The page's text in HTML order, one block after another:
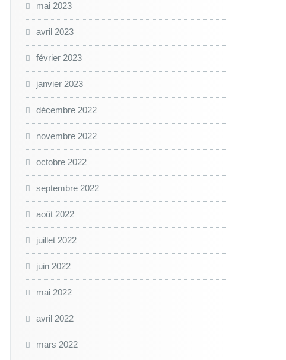
mai 2023
avril 2023
février 2023
janvier 2023
décembre 2022
novembre 2022
octobre 2022
septembre 2022
août 2022
juillet 2022
juin 2022
mai 2022
avril 2022
mars 2022